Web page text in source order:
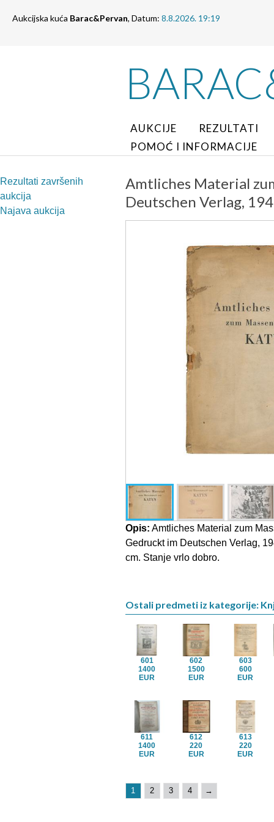
Aukcijska kuća Barac&Pervan, Datum: 8.8.2026. 19:19
AUKCIJE
REZULTATI
POMOĆ I INFORMACIJE
Rezultati završenih
aukcija
Najava aukcija
Amtliches Material
Deutschen Verlag,
Opis: Amtliches Material zum
Gedruckt im Deutschen Verlag,
cm. Stanje vrlo dobro.
Ostali predmeti iz kategorije:
601
1400
EUR
602
1500
EUR
603
600
EUR
611
1400
EUR
612
220
EUR
613
220
EUR
1 2 3 4 →